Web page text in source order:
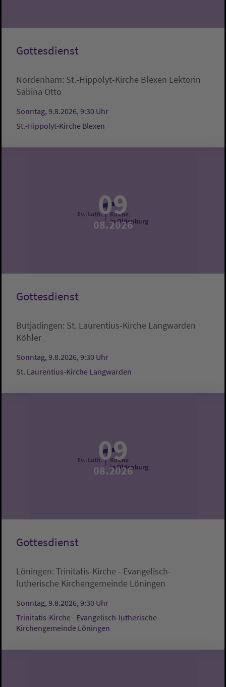
Gottesdienst
Nordenham: St.-Hippolyt-Kirche Blexen Lektorin
Sabina Otto
Sonntag, 9.8.2026, 9:30 Uhr
St.-Hippolyt-Kirche Blexen
09
08.2026
Gottesdienst
Butjadingen: St. Laurentius-Kirche Langwarden
Köhler
Sonntag, 9.8.2026, 9:30 Uhr
St. Laurentius-Kirche Langwarden
09
08.2026
Gottesdienst
Löningen: Trinitatis-Kirche - Evangelisch-
lutherische Kirchengemeinde Löningen
Sonntag, 9.8.2026, 9:30 Uhr
Trinitatis-Kirche - Evangelisch-lutherische
Kirchengemeinde Löningen